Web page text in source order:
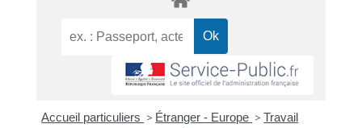
Accueil particuliers > Étranger - Europe > Travail